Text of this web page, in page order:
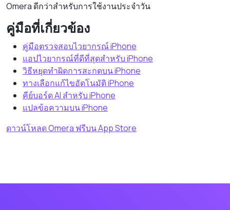
Omera ดีกว่าสำหรับการใช้งานประจำวัน
คู่มือที่เกี่ยวข้อง
คู่มือตรวจสอบไวยากรณ์ iPhone
แอปไวยากรณ์ที่ดีที่สุดสำหรับ iPhone
วิธีหยุดทำผิดการสะกดบน iPhone
ทางเลือกแก้ไขอัตโนมัติ iPhone
คีย์บอร์ด AI สำหรับ iPhone
แปลข้อความบน iPhone
ดาวน์โหลด Omera ฟรีบน App Store